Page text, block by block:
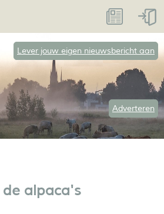
Lever jouw eigen nieuwsbericht aan
Adverteren
alpaca's